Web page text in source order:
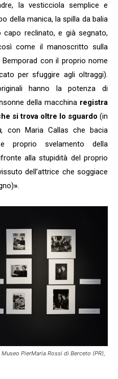
la vesticciola semplice e
della manica, la spilla da balia
reclinato, e già segnato,
come il manoscritto sulla
con il proprio nome
per sfuggire agli oltraggi).
hanno la potenza di
della macchina registra
si trova oltre lo sguardo (in
, con Maria Callas che bacia
svelamento della
alla stupidità del proprio
dell’attrice che soggiace
».
PierMaria Rossi di Berceto (PR),